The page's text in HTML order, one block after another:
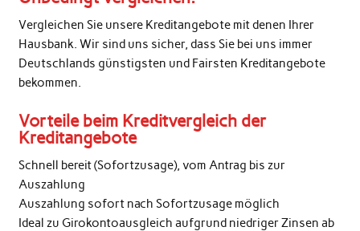
Vergleichen Sie unsere Kreditangebote mit denen Ihrer
Hausbank. Wir sind uns sicher, dass Sie bei uns immer
Deutschlands günstigsten und Fairsten Kreditangebote
bekommen.
Vorteile beim Kreditvergleich der
Kreditangebote
Schnell bereit (Sofortzusage), vom Antrag bis zur
Auszahlung
Auszahlung sofort nach Sofortzusage möglich
Ideal zu Girokontoausgleich aufgrund niedriger Zinsen ab